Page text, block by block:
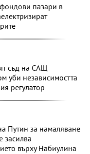
пазари в
съд на САЩ
уби независимостта
регулатор
Путин за намаляване
засилва
върху Набиулина